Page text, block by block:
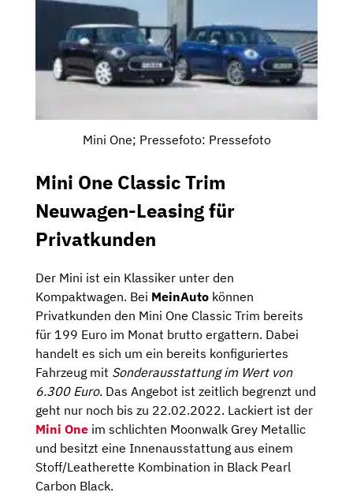
Mini One; Pressefoto: Pressefoto
Mini One Classic Trim
Neuwagen-Leasing für
Privatkunden
Der Mini ist ein Klassiker unter den
Kompaktwagen. Bei MeinAuto können
Privatkunden den Mini One Classic Trim bereits
für 199 Euro im Monat brutto ergattern. Dabei
handelt es sich um ein bereits konfiguriertes
Fahrzeug mit Sonderausstattung im Wert von
6.300 Euro. Das Angebot ist zeitlich begrenzt und
geht nur noch bis zu 22.02.2022. Lackiert ist der
Mini One im schlichten Moonwalk Grey Metallic
und besitzt eine Innenausstattung aus einem
Stoff/Leatherette Kombination in Black Pearl
Carbon Black.